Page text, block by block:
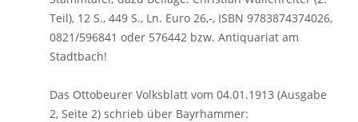
Teil), 12 S., 449 S., Ln. Euro 26,-, ISBN 9783874374026,
0821/596841 oder 576442 bzw. Antiquariat am
Stadtbach!
Das Ottobeurer Volksblatt vom 04.01.1913 (Ausgabe
2, Seite 2) schrieb über Bayrhammer: